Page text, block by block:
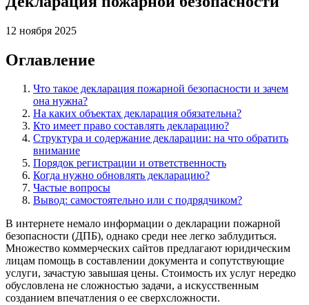
12 ноября 2025
Оглавление
Что такое декларация пожарной безопасности и зачем
она нужна?
На каких объектах декларация обязательна?
Кто имеет право составлять декларацию?
Структура и содержание декларации: на что обратить
внимание
Порядок регистрации и ответственность
Когда нужно обновлять декларацию?
Частые вопросы
Вывод: самостоятельно или с подрядчиком?
В интернете немало информации о декларации пожарной
безопасности (ДПБ), однако среди нее легко заблудиться.
Множество коммерческих сайтов предлагают юридическим
лицам помощь в составлении документа и сопутствующие
услуги, зачастую завышая цены. Стоимость их услуг нередко
обусловлена не сложностью задачи, а искусственным
созданием впечатления о ее сверхсложности.